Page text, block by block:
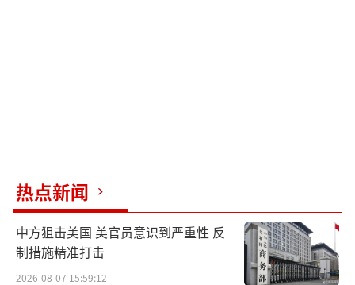
热点新闻
中方狙击美国 美官员意识到严重性 反
制措施精准打击
2026-08-07 15:59:12